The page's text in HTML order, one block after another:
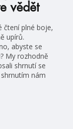
vědět
čtení plné boje,
upírů.
abyste se
My rozhodně
shrnutí se
nám